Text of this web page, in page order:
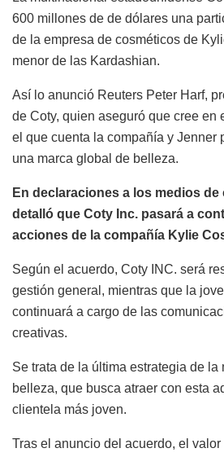
600 millones de de dólares una
de la empresa de cosméticos de
menor de las Kardashian.
Así lo anunció Reuters Peter Harf,
de Coty, quien aseguró que cree en
el que cuenta la compañía y Jenner
una marca global de belleza.
En declaraciones a los medios
detalló que Coty Inc. pasará a
acciones de la compañía Kylie
Según el acuerdo, Coty INC. será
gestión general, mientras que la
continuará a cargo de las
creativas.
Se trata de la última estrategia de
belleza, que busca atraer con esta
clientela más joven.
Tras el anuncio del acuerdo, el